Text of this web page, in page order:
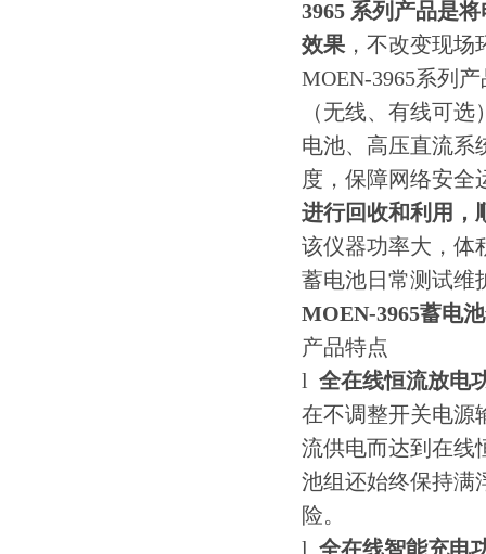
3965 系列产品是
效果 ，不改变现场
MOEN-3965系列
（无线、有线可
电池、高压直流系
度，保障网络安全
进行回收和利用，
该仪器功率大，体
蓄电池日常测试维
MOEN-3965蓄电
产品特点
l 全在线恒流放电
在不调整开关电源
流供电而达到在线
池组还始终保持满
险。
l 全在线智能充电